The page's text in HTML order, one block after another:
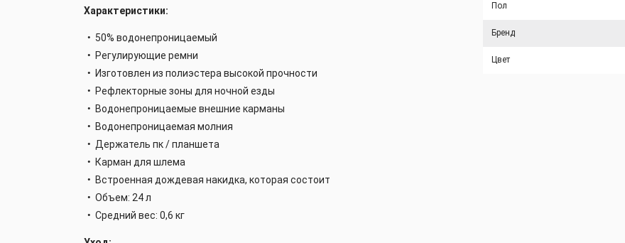
Характеристики:
50% водонепроницаемый
Регулирующие ремни
Изготовлен из полиэстера высокой прочности
Рефлекторные зоны для ночной езды
Водонепроницаемые внешние карманы
Водонепроницаемая молния
Держатель пк / планшета
Карман для шлема
Встроенная дождевая накидка, которая состоит
Объем: 24 л
Средний вес: 0,6 кг
Пол
Бренд
Цвет